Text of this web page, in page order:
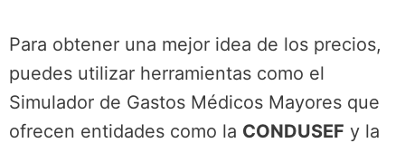
Para obtener una mejor idea de los precios,
puedes utilizar herramientas como el
Simulador de Gastos Médicos Mayores que
ofrecen entidades como la CONDUSEF y la